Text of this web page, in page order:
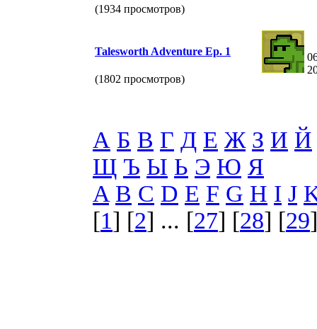
(1934 просмотров)
Talesworth Adventure Ep. 1
(1802 просмотров)
А Б В Г Д Е Ж З И Й
Щ Ъ Ы Ь Э Ю Я
A B C D E F G H I J
[1] [2] ... [27] [28] [29